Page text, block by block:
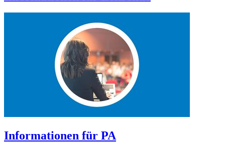
Informationen für PA